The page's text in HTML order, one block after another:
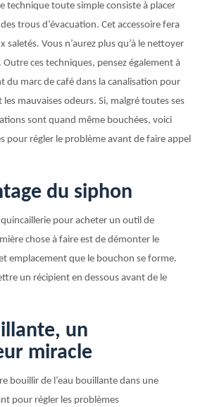
technique toute simple consiste à placer
trous d’évacuation. Cet accessoire fera
saletés. Vous n’aurez plus qu’à le nettoyer
ces techniques, pensez également à
du marc de café dans la canalisation pour
les mauvaises odeurs. Si, malgré toutes ses
sont quand même bouchées, voici
pour régler le problème avant de faire appel
du siphon
pour acheter un outil de
chose à faire est de démonter le
emplacement que le bouchon se forme.
un récipient en dessous avant de le
un
miracle
bouillir de l’eau bouillante dans une
pour régler les problèmes